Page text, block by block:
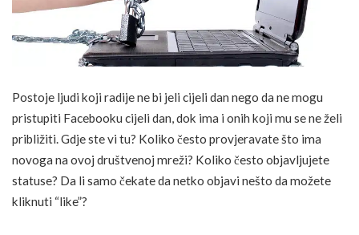
Postoje ljudi koji radije ne bi jeli cijeli dan nego da ne mogu
pristupiti Facebooku cijeli dan, dok ima i onih koji mu se ne želi
približiti. Gdje ste vi tu? Koliko često provjeravate što ima
novoga na ovoj društvenoj mreži? Koliko često objavljujete
statuse? Da li samo čekate da netko objavi nešto da možete
kliknuti “like”?